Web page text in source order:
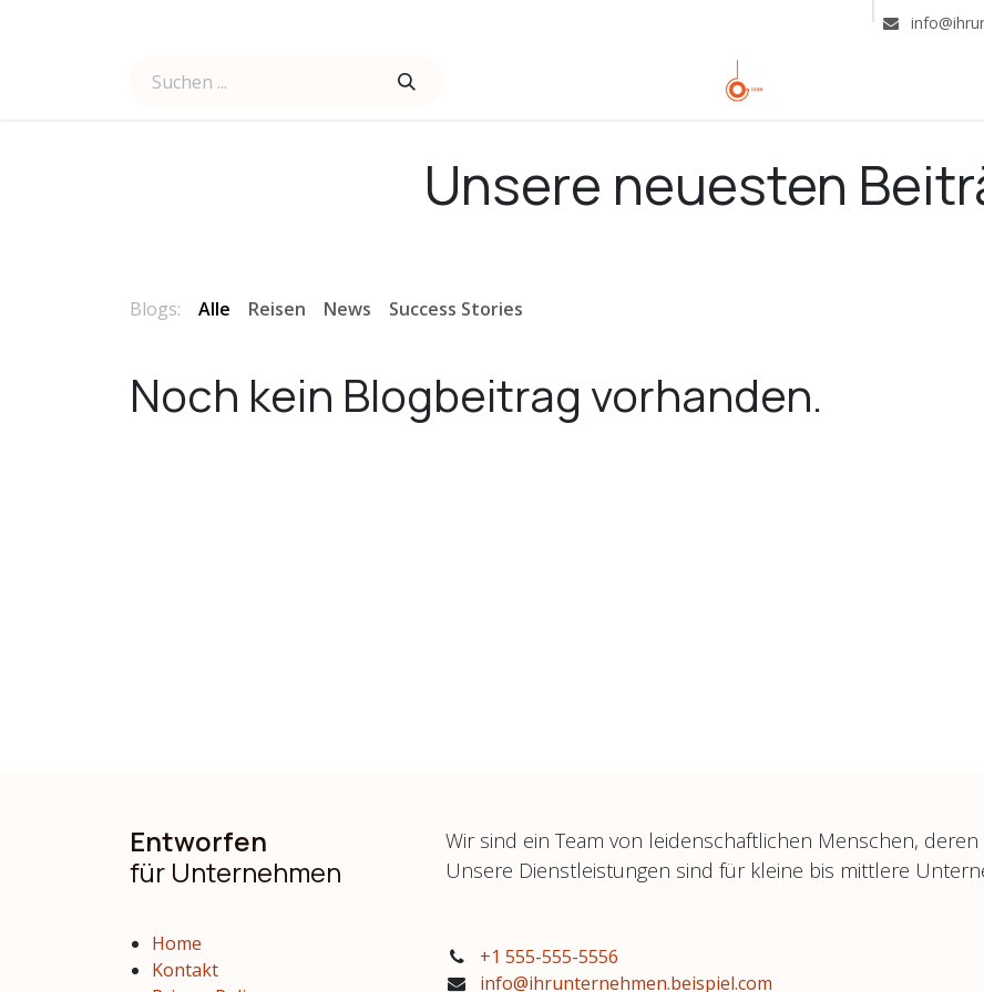
Unsere neuesten
Blogs: Alle Reisen News Success Stories
Noch kein Blogbeitrag vorhanden.
Entworfen
für Unternehmen
Wir sind ein Team von leidenschaftlichen Menschen,
Unsere Dienstleistungen sind für kleine bis mittlere
Home
Kontakt
+1 555-555-5556
info@ihrunternehmen.beispiel.com